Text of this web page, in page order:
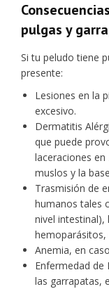
pulgas y
Si tu peludo tiene
presente:
Lesiones en la
excesivo.
Dermatitis
que puede
laceraciones
muslos y la
Trasmisión de
humanos tales
nivel intestinal),
hemoparásitos,
Anemia, en
Enfermedad
las garrapatas,